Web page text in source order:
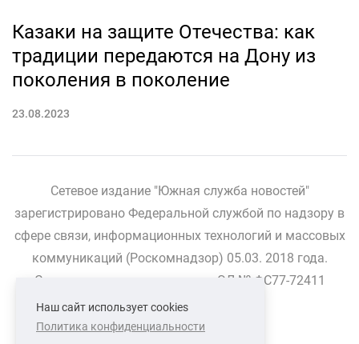
Казаки на защите Отечества: как
традиции передаются на Дону из
поколения в поколение
23.08.2023
Сетевое издание "Южная служба новостей"
зарегистрировано Федеральной службой по надзору в
сфере связи, информационных технологий и массовых
коммуникаций (Роскомнадзор) 05.03. 2018 года.
Свидетельство о регистрации ЭЛ № ФС77-72411
СВЯЗАТЬСЯ С НАМИ
Наш сайт использует cookies
Политика конфиденциальности